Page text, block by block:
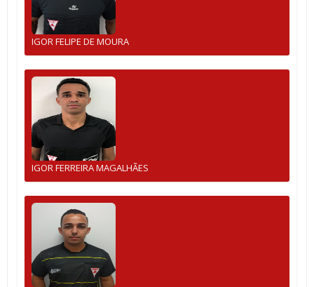
IGOR FELIPE DE MOURA
IGOR FERREIRA MAGALHÃES